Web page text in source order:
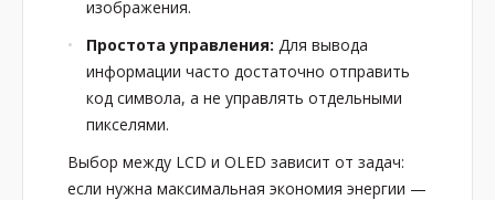
изображения.
Простота управления: Для вывода
информации часто достаточно отправить
код символа, а не управлять отдельными
пикселями.
Выбор между LCD и OLED зависит от задач:
если нужна максимальная экономия энергии —